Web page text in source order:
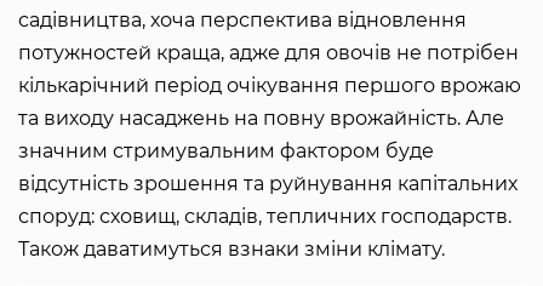
садівництва, хоча перспектива відновлення
потужностей краща, адже для овочів не потрібен
кількарічний період очікування першого врожаю
та виходу насаджень на повну врожайність. Але
значним стримувальним фактором буде
відсутність зрошення та руйнування капітальних
споруд: сховищ, складів, тепличних господарств.
Також даватимуться взнаки зміни клімату.